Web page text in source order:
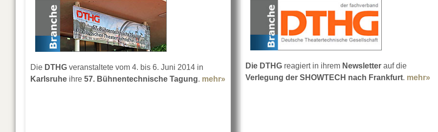
Die DTHG veranstaltete vom 4. bis 6. Juni 2014 in
Karlsruhe ihre 57. Bühnentechnische Tagung. mehr» about Bühnentechnische Tagung 2014
Die DTHG reagiert in ihrem Newsletter auf die
Verlegung der SHOWTECH nach Frankfurt. mehr»